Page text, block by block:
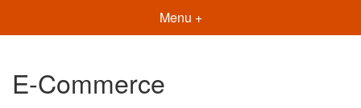
Menu +
E-Commerce